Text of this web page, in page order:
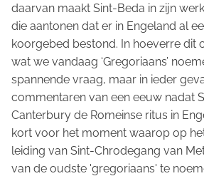
daarvan maakt Sint-Beda in zijn
die aantonen dat er in Engeland al
koorgebed bestond. In hoeverre dit
wat we vandaag ‘Gregoriaans’
spannende vraag, maar in ieder
commentaren van een eeuw nadat
Canterbury de Romeinse ritus in
kort voor het moment waarop op
leiding van Sint-Chrodegang van
van de oudste 'gregoriaans' te